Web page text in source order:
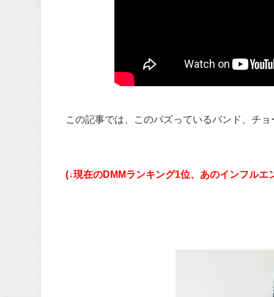
この記事では、このバズっているバンド、チ
(↓現在のDMMランキング1位、あのインフルエ